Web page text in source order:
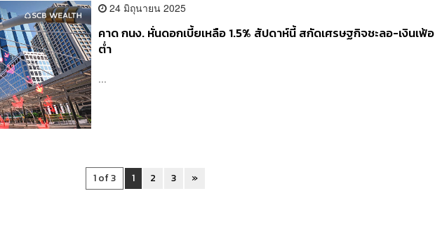
24 มิถุนายน 2025
คาด กนง. หั่นดอกเบี้ยเหลือ 1.5% สัปดาห์นี้ สกัดเศรษฐกิจชะลอ-เงินเฟ้อ
ต่ำ
...
1 of 3 1 2 3 »